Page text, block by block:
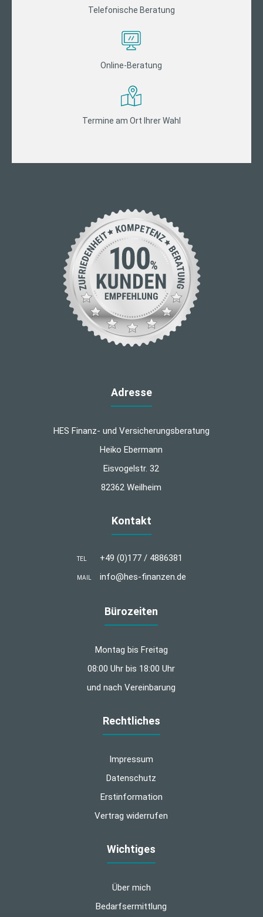
Telefonische Beratung
Online-Beratung
Termine am Ort Ihrer Wahl
Adresse
HES Finanz- und Versicherungsberatung
Heiko Ebermann
Eisvogelstr. 32
82362 Weilheim
Kontakt
TEL +49 (0)177 / 4886381
MAIL info@hes-finanzen.de
Bürozeiten
Montag bis Freitag
08:00 Uhr bis 18:00 Uhr
und nach Vereinbarung
Rechtliches
Impressum
Datenschutz
Erstinformation
Vertrag widerrufen
Wichtiges
Über mich
Bedarfsermittlung